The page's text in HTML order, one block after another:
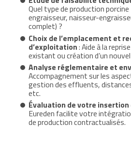
Quel type de production
engraisseur, naisseur-
complet) ?
Choix de l’emplacement et
d’exploitation: Aide à la
existant ou création d’un
Analyse réglementaire et
Accompagnement sur les
gestion des effluents,
etc.
Évaluation de votre
Eureden facilite votre
de production contractualisés.